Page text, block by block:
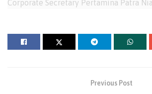
Corporate Secretary Pertamina Patra
antara lain dinamika harga energi global
untuk menghadirkan energi berkualitas
Previous Post